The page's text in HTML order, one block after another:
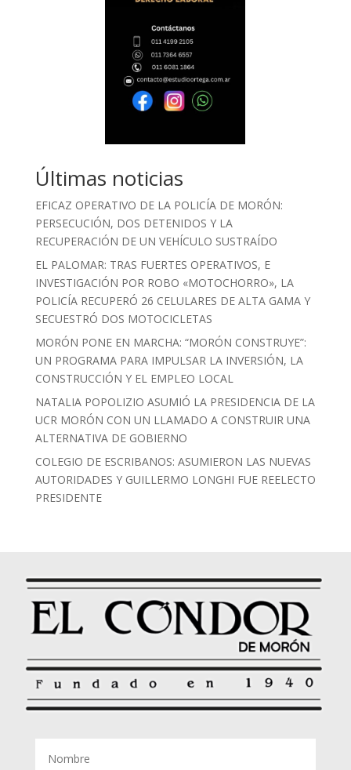
Últimas noticias
EFICAZ OPERATIVO DE LA POLICÍA DE MORÓN:
PERSECUCIÓN, DOS DETENIDOS Y LA
RECUPERACIÓN DE UN VEHÍCULO SUSTRAÍDO
EL PALOMAR: TRAS FUERTES OPERATIVOS, E
INVESTIGACIÓN POR ROBO «MOTOCHORRO», LA
POLICÍA RECUPERÓ 26 CELULARES DE ALTA GAMA Y
SECUESTRÓ DOS MOTOCICLETAS
MORÓN PONE EN MARCHA: “MORÓN CONSTRUYE”:
UN PROGRAMA PARA IMPULSAR LA INVERSIÓN, LA
CONSTRUCCIÓN Y EL EMPLEO LOCAL
NATALIA POPOLIZIO ASUMIÓ LA PRESIDENCIA DE LA
UCR MORÓN CON UN LLAMADO A CONSTRUIR UNA
ALTERNATIVA DE GOBIERNO
COLEGIO DE ESCRIBANOS: ASUMIERON LAS NUEVAS
AUTORIDADES Y GUILLERMO LONGHI FUE REELECTO
PRESIDENTE